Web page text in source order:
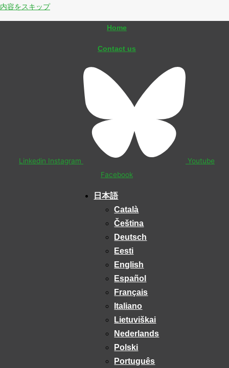
内容をスキップ
Home
Contact us
Linkedin Instagram
Youtube
Facebook
日本語
Català
Čeština
Deutsch
Eesti
English
Español
Français
Italiano
Lietuviškai
Nederlands
Polski
Português